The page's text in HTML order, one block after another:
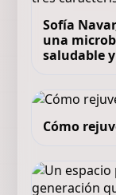
Sofía
una
saludable
Cómo